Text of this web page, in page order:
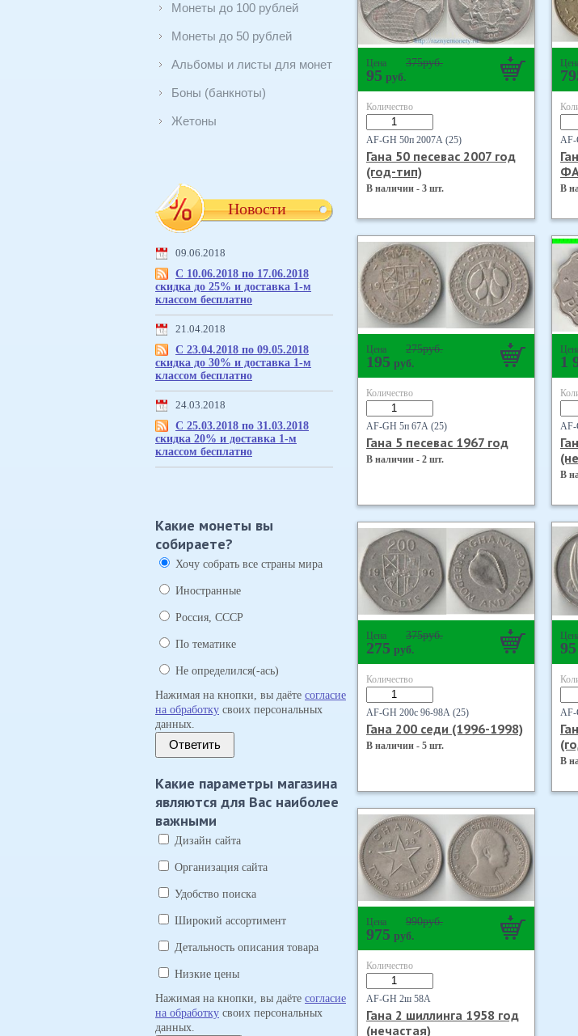
Монеты до 100 рублей
Монеты до 50 рублей
Альбомы и листы для монет
Боны (банкноты)
Жетоны
Новости
09.06.2018
С 10.06.2018 по 17.06.2018
скидка до 25% и доставка 1-м
классом бесплатно
21.04.2018
С 23.04.2018 по 09.05.2018
скидка до 30% и доставка 1-м
классом бесплатно
24.03.2018
С 25.03.2018 по 31.03.2018
скидка 20% и доставка 1-м
классом бесплатно
Какие монеты вы
собираете?
Хочу собрать все страны мира
Иностранные
Россия, СССР
По тематике
Не определился(-ась)
Нажимая на кнопки, вы даёте согласие
на обработку своих персональных
данных.
Ответить
Какие параметры магазина
являются для Вас наиболее
важными
Дизайн сайта
Организация сайта
Удобство поиска
Широкий ассортимент
Детальность описания товара
Низкие цены
Нажимая на кнопки, вы даёте согласие
на обработку своих персональных
данных.
Цена 375руб.
95 руб.
Количество
AF-GH 50п 2007А (25)
Гана 50 песевас 2007 год
(год-тип)
В наличии - 3 шт.
AF-
В
Цена 275руб.
195 руб.
Количество
AF-GH 5п 67А (25)
Гана 5 песевас 1967 год
В наличии - 2 шт.
1
AF-
В
Цена 375руб.
275 руб.
Количество
AF-GH 200с 96-98А (25)
Гана 200 седи (1996-1998)
В наличии - 5 шт.
95
AF-
В
Цена 990руб.
975 руб.
Количество
AF-GH 2ш 58А
Гана 2 шиллинга 1958 год
(нечастая)